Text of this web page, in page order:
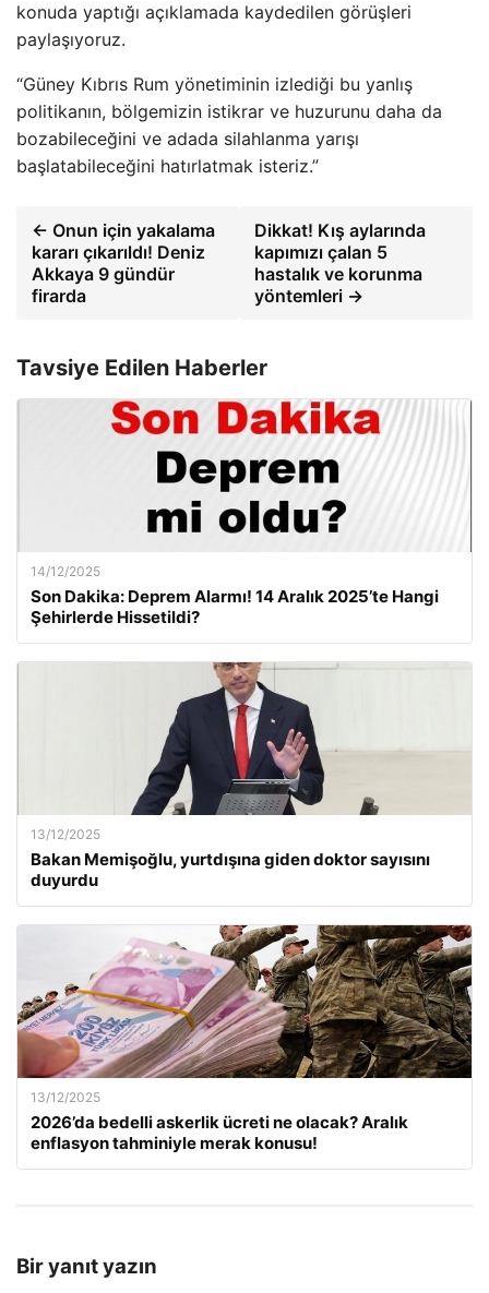
konuda yaptığı açıklamada kaydedilen görüşleri
paylaşıyoruz.
“Güney Kıbrıs Rum yönetiminin izlediği bu yanlış
politikanın, bölgemizin istikrar ve huzurunu daha da
bozabileceğini ve adada silahlanma yarışı
başlatabileceğini hatırlatmak isteriz.”
← Onun için yakalama
kararı çıkarıldı! Deniz
Akkaya 9 gündür
firarda
Dikkat! Kış aylarında
kapımızı çalan 5
hastalık ve korunma
yöntemleri →
Tavsiye Edilen Haberler
14/12/2025
Son Dakika: Deprem Alarmı! 14 Aralık 2025’te Hangi
Şehirlerde Hissetildi?
13/12/2025
Bakan Memişoğlu, yurtdışına giden doktor sayısını
duyurdu
13/12/2025
2026’da bedelli askerlik ücreti ne olacak? Aralık
enflasyon tahminiyle merak konusu!
Bir yanıt yazın